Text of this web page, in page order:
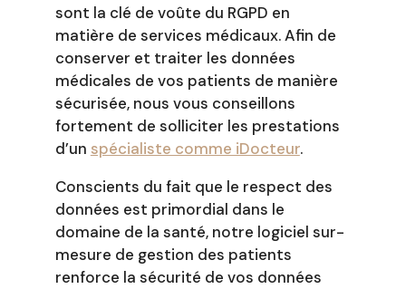
sont la clé de voûte du RGPD en
matière de services médicaux. Afin de
conserver et traiter les données
médicales de vos patients de manière
sécurisée, nous vous conseillons
fortement de solliciter les prestations
d’un spécialiste comme iDocteur.
Conscients du fait que le respect des
données est primordial dans le
domaine de la santé, notre logiciel sur-
mesure de gestion des patients
renforce la sécurité de vos données